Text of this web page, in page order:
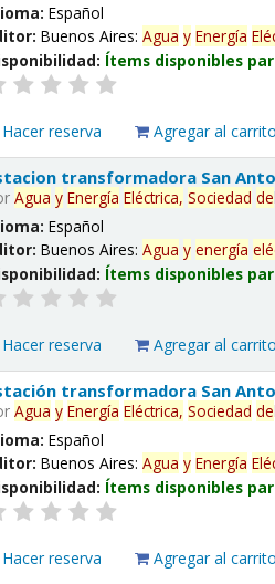
Español
Buenos Aires:Agua y Energía
Ítems disponibles
Hacer reserva Agregar al carrito
transformadora San
Agua y Energía Eléctrica, Sociedad de
Español
Buenos Aires:Agua y energía
Ítems disponibles
Hacer reserva Agregar al carrito
transformadora San
Agua y Energía Eléctrica, Sociedad de
Español
Buenos Aires:Agua y Energía
Ítems disponibles
Hacer reserva Agregar al carrito